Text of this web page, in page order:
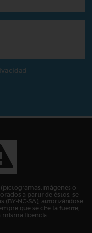
o
a partir de éstos, se
(BY-NC-SA), autorizándose
que se cite la fuente,
misma licencia.